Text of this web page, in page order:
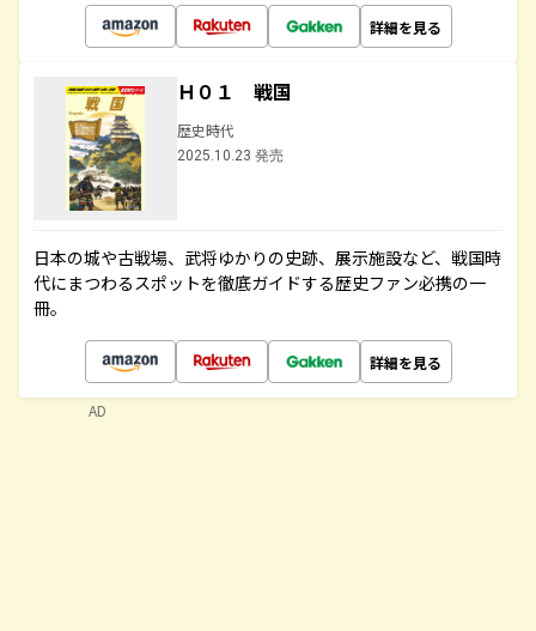
詳細を見る
Ｈ０１ 戦国
歴史時代
2025.10.23 発売
日本の城や古戦場、武将ゆかりの史跡、展示施設など、戦国時
代にまつわるスポットを徹底ガイドする歴史ファン必携の一
冊。
詳細を見る
AD